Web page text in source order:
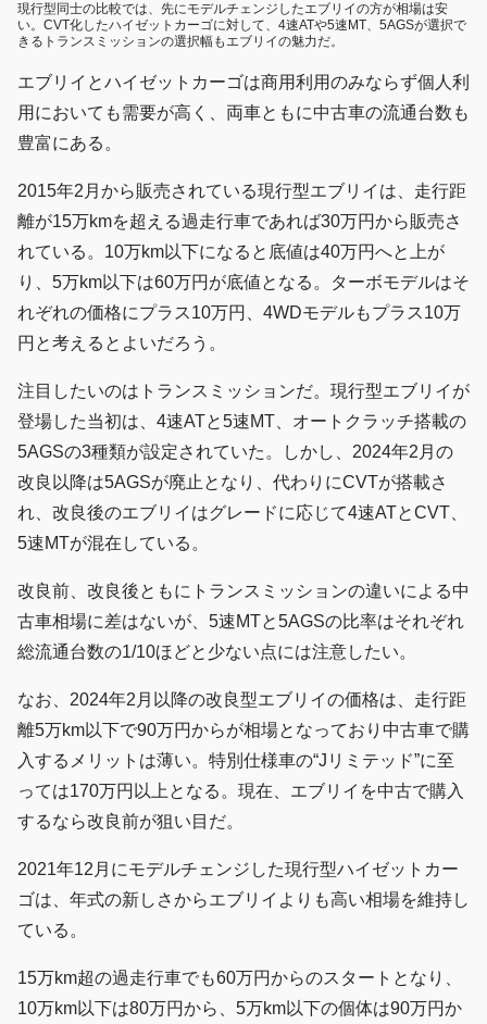
現行型同士の比較では、先にモデルチェンジしたエブリイの方が相場は安
い。CVT化したハイゼットカーゴに対して、4速ATや5速MT、5AGSが選択で
きるトランスミッションの選択幅もエブリイの魅力だ。
エブリイとハイゼットカーゴは商用利用のみならず個人利
用においても需要が高く、両車ともに中古車の流通台数も
豊富にある。
2015年2月から販売されている現行型エブリイは、走行距
離が15万kmを超える過走行車であれば30万円から販売さ
れている。10万km以下になると底値は40万円へと上が
り、5万km以下は60万円が底値となる。ターボモデルはそ
れぞれの価格にプラス10万円、4WDモデルもプラス10万
円と考えるとよいだろう。
注目したいのはトランスミッションだ。現行型エブリイが
登場した当初は、4速ATと5速MT、オートクラッチ搭載の
5AGSの3種類が設定されていた。しかし、2024年2月の
改良以降は5AGSが廃止となり、代わりにCVTが搭載さ
れ、改良後のエブリイはグレードに応じて4速ATとCVT、
5速MTが混在している。
改良前、改良後ともにトランスミッションの違いによる中
古車相場に差はないが、5速MTと5AGSの比率はそれぞれ
総流通台数の1/10ほどと少ない点には注意したい。
なお、2024年2月以降の改良型エブリイの価格は、走行距
離5万km以下で90万円からが相場となっており中古車で購
入するメリットは薄い。特別仕様車の“Jリミテッド”に至
っては170万円以上となる。現在、エブリイを中古で購入
するなら改良前が狙い目だ。
2021年12月にモデルチェンジした現行型ハイゼットカー
ゴは、年式の新しさからエブリイよりも高い相場を維持し
ている。
15万km超の過走行車でも60万円からのスタートとなり、
10万km以下は80万円から、5万km以下の個体は90万円か